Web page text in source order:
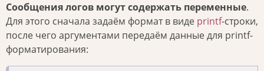
Сообщения логов могут содержать переменные.
Для этого сначала задаём формат в виде printf-строки,
после чего аргументами передаём данные для printf-
форматирования: